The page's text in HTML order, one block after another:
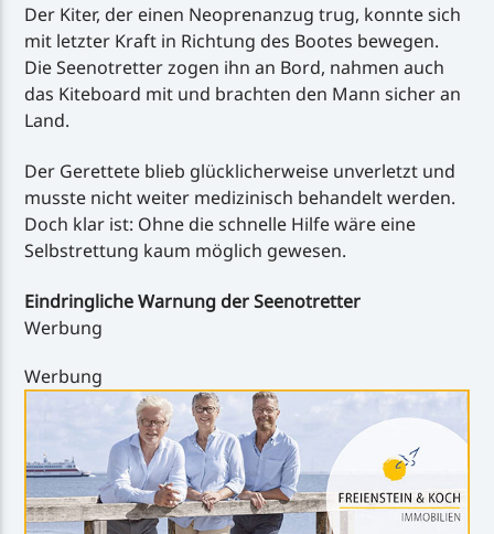
Der Kiter, der einen Neoprenanzug trug, konnte sich
mit letzter Kraft in Richtung des Bootes bewegen.
Die Seenotretter zogen ihn an Bord, nahmen auch
das Kiteboard mit und brachten den Mann sicher an
Land.
Der Gerettete blieb glücklicherweise unverletzt und
musste nicht weiter medizinisch behandelt werden.
Doch klar ist: Ohne die schnelle Hilfe wäre eine
Selbstrettung kaum möglich gewesen.
Eindringliche Warnung der Seenotretter
Werbung
Werbung